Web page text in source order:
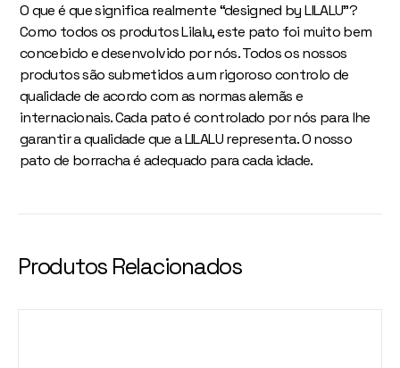
O que é que significa realmente “designed by LILALU”?
Como todos os produtos Lilalu, este pato foi muito bem
concebido e desenvolvido por nós. Todos os nossos
produtos são submetidos a um rigoroso controlo de
qualidade de acordo com as normas alemãs e
internacionais. Cada pato é controlado por nós para lhe
garantir a qualidade que a LILALU representa. O nosso
pato de borracha é adequado para cada idade.
Produtos Relacionados